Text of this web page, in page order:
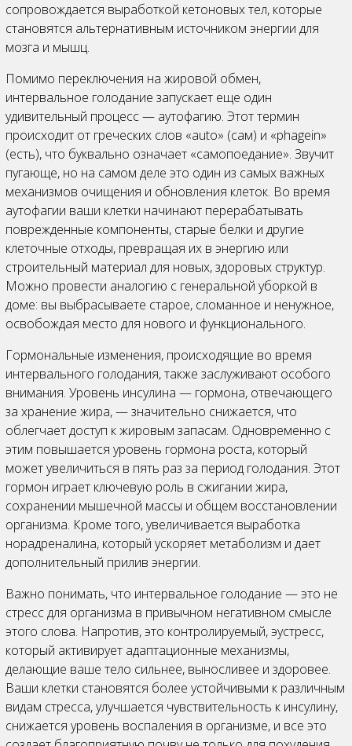
сопровождается выработкой кетоновых тел, которые
становятся альтернативным источником энергии для
мозга и мышц.
Помимо переключения на жировой обмен,
интервальное голодание запускает еще один
удивительный процесс — аутофагию. Этот термин
происходит от греческих слов «auto» (сам) и «phagein»
(есть), что буквально означает «самопоедание». Звучит
пугающе, но на самом деле это один из самых важных
механизмов очищения и обновления клеток. Во время
аутофагии ваши клетки начинают перерабатывать
поврежденные компоненты, старые белки и другие
клеточные отходы, превращая их в энергию или
строительный материал для новых, здоровых структур.
Можно провести аналогию с генеральной уборкой в
доме: вы выбрасываете старое, сломанное и ненужное,
освобождая место для нового и функционального.
Гормональные изменения, происходящие во время
интервального голодания, также заслуживают особого
внимания. Уровень инсулина — гормона, отвечающего
за хранение жира, — значительно снижается, что
облегчает доступ к жировым запасам. Одновременно с
этим повышается уровень гормона роста, который
может увеличиться в пять раз за период голодания. Этот
гормон играет ключевую роль в сжигании жира,
сохранении мышечной массы и общем восстановлении
организма. Кроме того, увеличивается выработка
норадреналина, который ускоряет метаболизм и дает
дополнительный прилив энергии.
Важно понимать, что интервальное голодание — это не
стресс для организма в привычном негативном смысле
этого слова. Напротив, это контролируемый, эустресс,
который активирует адаптационные механизмы,
делающие ваше тело сильнее, выносливее и здоровее.
Ваши клетки становятся более устойчивыми к различным
видам стресса, улучшается чувствительность к инсулину,
снижается уровень воспаления в организме, и все это